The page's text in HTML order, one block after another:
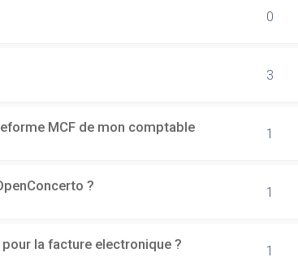
0
3
MCF de mon comptable 1
? 1
la facture electronique ? 1